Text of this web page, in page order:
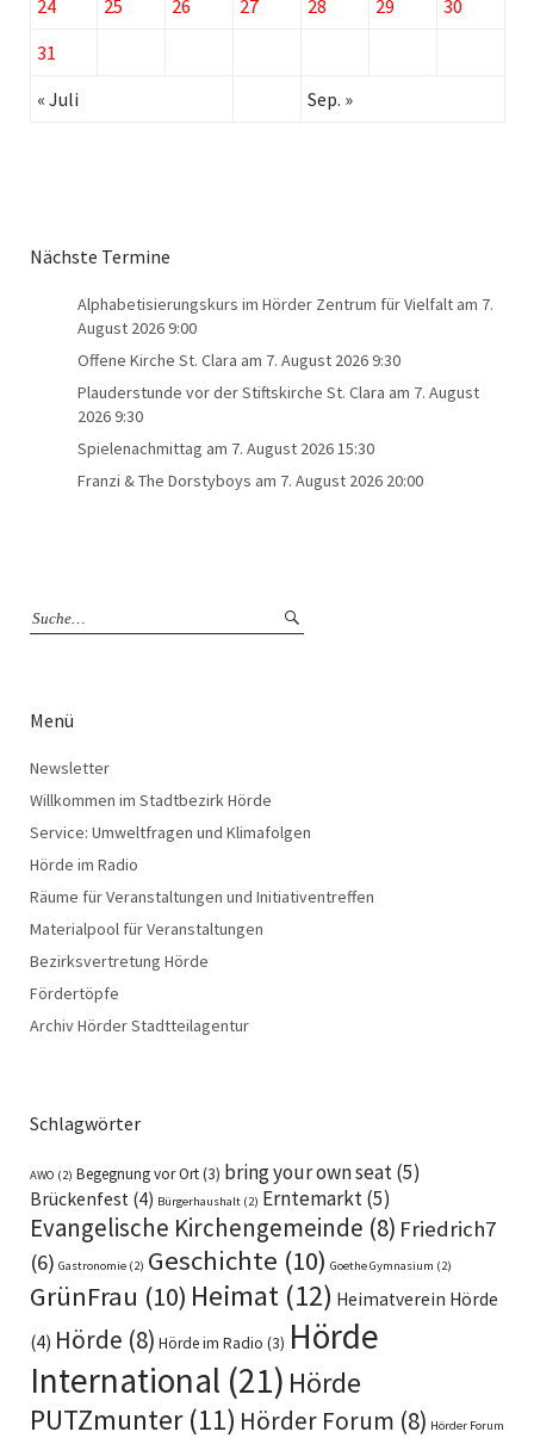
24 25 26 27 28 29
30
31
« Juli
Sep. »
Nächste Termine
Alphabetisierungskurs im Hörder Zentrum für Vielfalt am 7.
August 2026 9:00
Offene Kirche St. Clara am 7. August 2026 9:30
Plauderstunde vor der Stiftskirche St. Clara am 7. August
2026 9:30
Spielenachmittag am 7. August 2026 15:30
Franzi & The Dorstyboys am 7. August 2026 20:00
Menü
Newsletter
Willkommen im Stadtbezirk Hörde
Service: Umweltfragen und Klimafolgen
Hörde im Radio
Räume für Veranstaltungen und Initiativentreffen
Materialpool für Veranstaltungen
Bezirksvertretung Hörde
Fördertöpfe
Archiv Hörder Stadtteilagentur
Schlagwörter
AWO (2) Begegnung vor Ort(3) bring your own seat(5)
Brückenfest (4) Bürgerhaushalt (2) Erntemarkt(5)
Evangelische Kirchengemeinde (8) Friedrich7
(6) Gastronomie (2) Geschichte (10) Goethe Gymnasium (2)
GrünFrau (10) Heimat (12) Heimatverein Hörde
(4) Hörde (8) Hörde im Radio (3) Hörde
International (21) Hörde
PUTZmunter(11) Hörder Forum (8) Hörder Forum